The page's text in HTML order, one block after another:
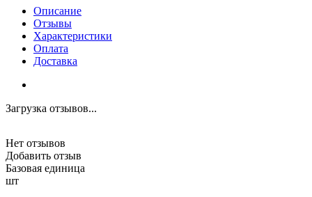
Описание
Отзывы
Характеристики
Оплата
Доставка
Загрузка отзывов...
Нет отзывов
Добавить отзыв
Базовая единица
шт